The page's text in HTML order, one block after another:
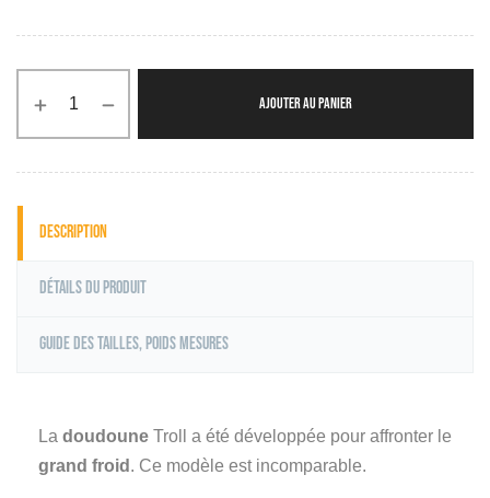
AJOUTER AU PANIER
Description
Détails du produit
Guide des tailles, poids mesures
La doudoune Troll a été développée pour affronter le
grand froid . Ce modèle est incomparable.